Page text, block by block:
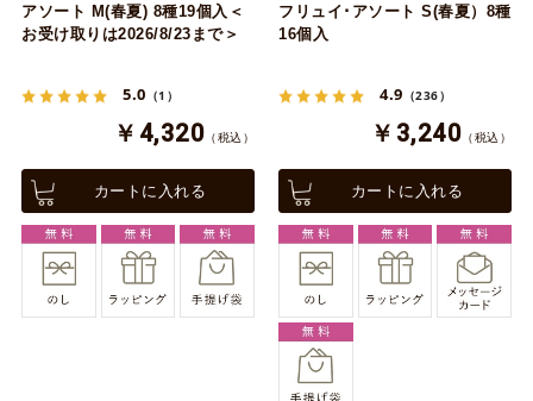
アソート M(春夏) 8種19個入＜
お受け取りは2026/8/23まで＞
5.0 （1）
￥4,320 （税込）
カートに入れる
フリュイ･アソート S(春夏）8種
16個入
4.9 （236）
￥3,240 （税込）
カートに入れる